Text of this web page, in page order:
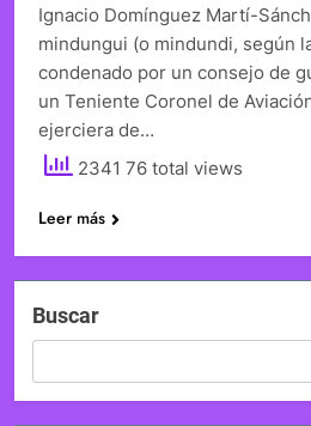
Ignacio Domínguez Martí-
mindungui (o mindundi, según
condenado por un consejo de
un Teniente Coronel de
ejerciera de…
2341 76 total views
Leer más
Buscar